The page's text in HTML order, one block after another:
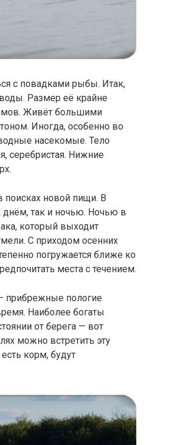
с повадками рыбы. Итак,
Размер её крайне
Живёт большими
Иногда, особенно во
насекомые. Тело
серебристая. Нижние
новой пищи. В
днём, так и ночью. Ночью в
который выходит
С приходом осенних
погружается ближе ко
места с течением.
прибрежные пологие
Наиболее богаты
от берега — вот
можно встретить эту
корм, будут